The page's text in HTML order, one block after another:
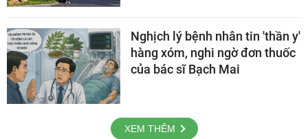
Nghịch lý bệnh nhân tin 'thần y'
hàng xóm, nghi ngờ đơn thuốc
của bác sĩ Bạch Mai
XEM THÊM